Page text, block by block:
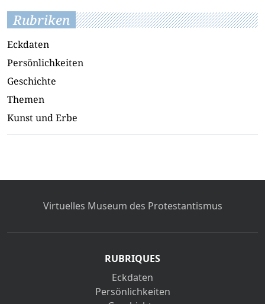
Rubriken
Eckdaten
Persönlichkeiten
Geschichte
Themen
Kunst und Erbe
Virtuelles Museum des Protestantismus
RUBRIQUES
Eckdaten
Persönlichkeiten